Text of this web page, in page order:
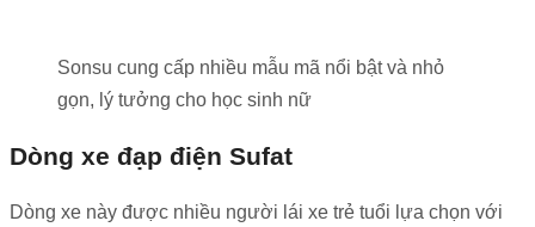
Sonsu cung cấp nhiều mẫu mã nổi bật và nhỏ
gọn, lý tưởng cho học sinh nữ
Dòng xe đạp điện Sufat
Dòng xe này được nhiều người lái xe trẻ tuổi lựa chọn với